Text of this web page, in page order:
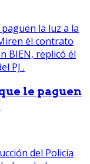
le paguen